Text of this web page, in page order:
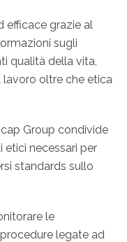
efficace grazie al
sugli
qualità della vita,
lavoro oltre che etica
Group condivide
necessari per
standards sullo
le
legate ad